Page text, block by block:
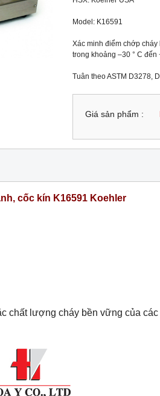
Model: K16591
Xác minh điểm chớp
trong khoảng –30 ° C đến
Tuân theo ASTM D3278,
Giá sản phẩm :
cốc kín K16591 Koehler
chất lượng cháy bền vững của